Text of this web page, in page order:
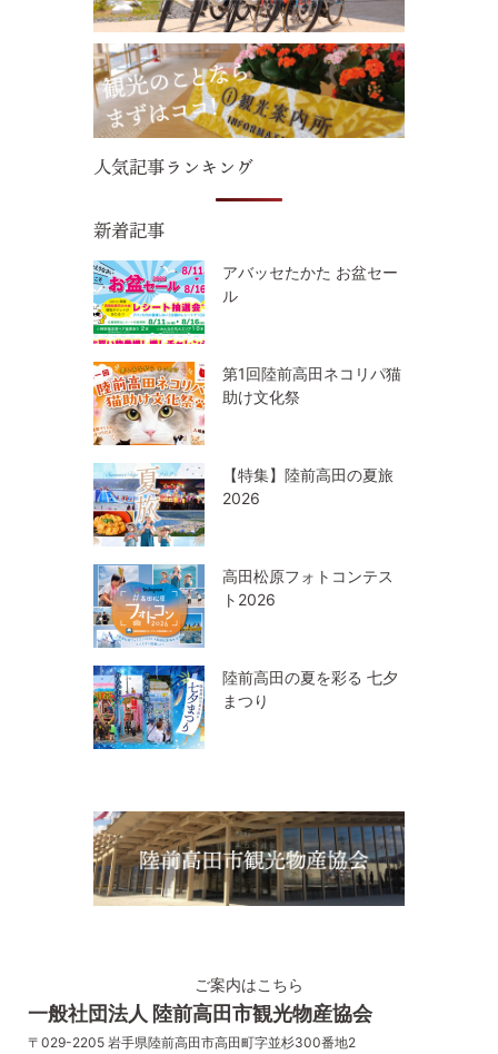
人気記事ランキング
新着記事
アバッセたかた お盆セー
ル
第1回陸前高田ネコリパ猫
助け文化祭
【特集】陸前高田の夏旅
2026
高田松原フォトコンテス
ト2026
陸前高田の夏を彩る 七夕
まつり
ご案内はこちら
一般社団法人 陸前高田市観光物産協会
〒029-2205 岩手県陸前高田市高田町字並杉300番地2